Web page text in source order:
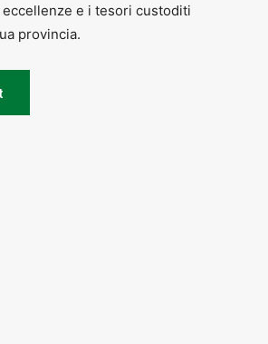
eccellenze e i tesori custoditi
provincia.